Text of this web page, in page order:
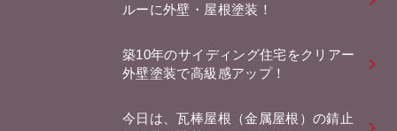
ルーに外壁・屋根塗装！
築10年のサイディング住宅をクリアー
外壁塗装で高級感アップ！
今日は、瓦棒屋根（金属屋根）の錆止